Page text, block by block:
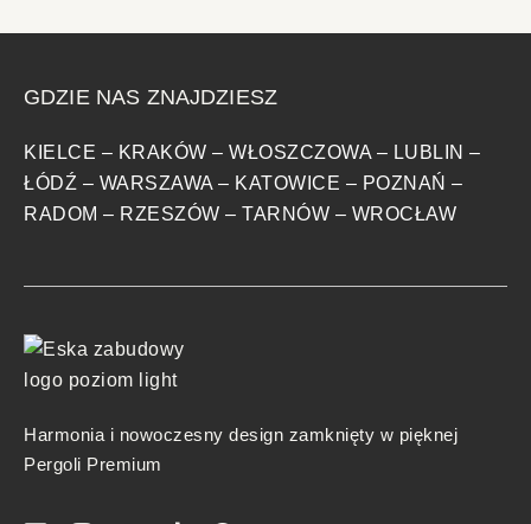
GDZIE NAS ZNAJDZIESZ
KIELCE – KRAKÓW – WŁOSZCZOWA – LUBLIN –
ŁÓDŹ – WARSZAWA – KATOWICE – POZNAŃ –
RADOM – RZESZÓW – TARNÓW – WROCŁAW
Harmonia i nowoczesny design zamknięty w pięknej
Pergoli Premium